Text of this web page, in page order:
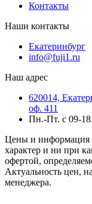
Контакты
Наши контакты
Екатеринбург
info@fuji1.ru
Наш адрес
620014,
оф. 411
Пн.-Пт. с 09-
Цены и информация
характер и ни при
офертой,
Актуальность цен,
менеджера.